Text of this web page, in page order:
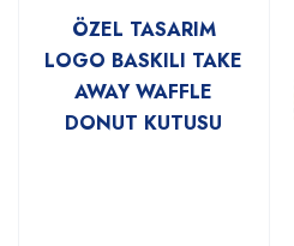
ÖZEL TASARIM
LOGO BASKILI TAKE
AWAY WAFFLE
DONUT KUTUSU